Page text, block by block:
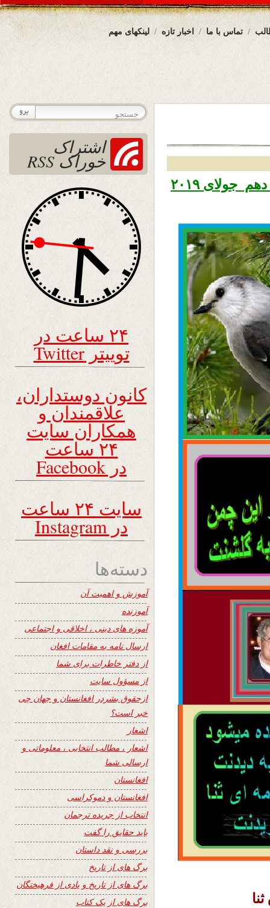
لینکهای مهم اخبار تازه تماس با ما
تاریخ نشر چهار شنبه ۱۹ سرطان ۱۳۹۸ – دهم جولای ۲۰۱۹
اشتراک
خوراک RSS
۲۴ ساعت در
توییتر Twitter
کانون دوستداران،
علاقمندان و
همکاران سایت
۲۴ ساعت
در Facebook
سایت ۲۴ ساعت
در Instagram
دسته‌ها
آموزش و اهمیت آن
آموزنده
آموزه های دینی ، اخلاقی و اجتماعی
ارسال نامه به مقامات افغان
از دفتر خاطرات برای شما
از مسؤول سایت
ازحقوق بشردر افغانستان و جهان چی
خبر است؟
اشعار
اشعار ، مطالب انتخابی ، معلوماتی و
ارسالی شما
افغانستان
افغانستان و دموکراسی
انتخاب از جریده ترجمان
باید حقایق را گفت
بررسی و نقد داستان
برگ های از تاریخ
برگ های از تاریخ و یادی از فرهیختگان
برگ های از یک کتاب